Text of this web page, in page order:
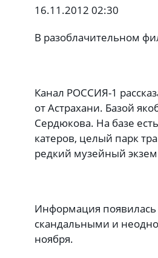
16.11.2012 02:30
В разоблачительном
Канал РОССИЯ-1
от Астрахани. Базой
Сердюкова. На базе
катеров, целый парк
редкий музейный
Информация появилась
скандальными и
ноября.